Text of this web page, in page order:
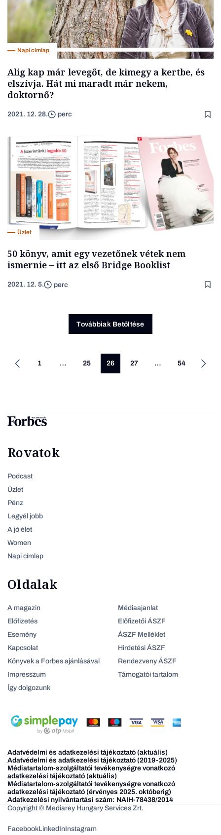
Napi címlap
Alig kap már levegőt, de kimegy a kertbe, és
elszívja. Hát mi maradt már nekem,
doktornő?
2021. 12. 28. perc
Üzlet
50 könyv, amit egy vezetőnek vétek nem
ismernie – itt az első Bridge Booklist
2021. 12. 5. perc
Továbbiak Betöltése
1 … 25 26 27 … 54
Rovatok
Podcast
Üzlet
Pénz
Legyél jobb
A jó élet
Women
Napi címlap
Oldalak
A magazin
Előfizetés
Esemény
Kapcsolat
Könyvek a Forbes ajánlásával
Impresszum
Így dolgozunk
Médiaajanlat
Előfizetői ÁSZF
ÁSZF Melléklet
Hirdetési ÁSZF
Rendezveny ÁSZF
Támogatói tartalom
Adatvédelmi és adatkezelési tájékoztató (aktuális)
Adatvédelmi és adatkezelési tájékoztató (2019-2025)
Médiatartalom-szolgáltatói tevékenységre vonatkozó
adatkezelési tájékoztató (aktuális)
Médiatartalom-szolgáltatói tevékenységre vonatkozó
adatkezelési tájékoztató (érvényes 2025. októberig)
Adatkezelési nyilvántartási szám: NAIH-78438/2014
Copyright © Mediarey Hungary Services Zrt.
FacebookLinkedInInstagram